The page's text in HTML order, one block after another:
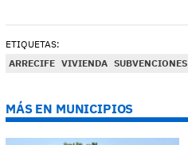
ETIQUETAS:
ARRECIFE VIVIENDA SUBVENCIONES
MÁS EN MUNICIPIOS